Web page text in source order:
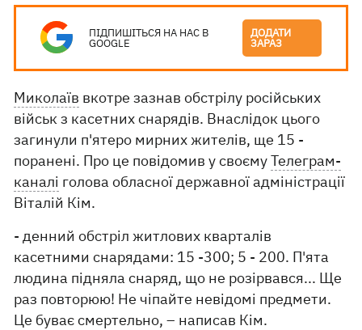
ПІДПИШІТЬСЯ НА НАС В
GOOGLE
ДОДАТИ
ЗАРАЗ
Миколаїв вкотре зазнав обстрілу російських
військ з касетних снарядів. Внаслідок цього
загинули п'ятеро мирних жителів, ще 15 -
поранені. Про це повідомив у своємуТелеграм-
каналі голова обласної державної адміністрації
Віталій Кім.
- денний обстріл житлових кварталів
касетними снарядами: 15 -300; 5 - 200. П'ята
людина підняла снаряд, що не розірвався... Ще
раз повторюю! Не чіпайте невідомі предмети.
Це буває смертельно, – написав Кім.